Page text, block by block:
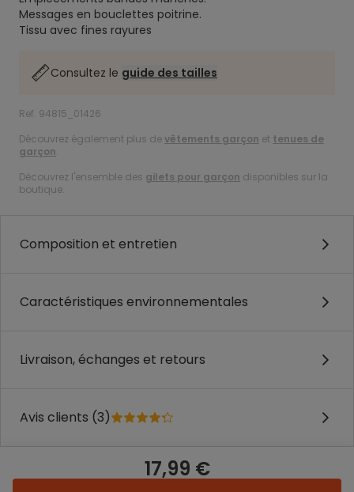
Messages en bouclettes poitrine.
Tissu avec fines rayures
Consultez le guide des tailles
Ref. 94815_01426
Découvrez également plus devêtements garçon et tenues de
garçon.
Découvrez l'ensemble des gilets pour garçon disponibles sur la
boutique.
Composition et entretien
Caractéristiques environnementales
Livraison, échanges et retours
Avis clients (3)
17,99 €